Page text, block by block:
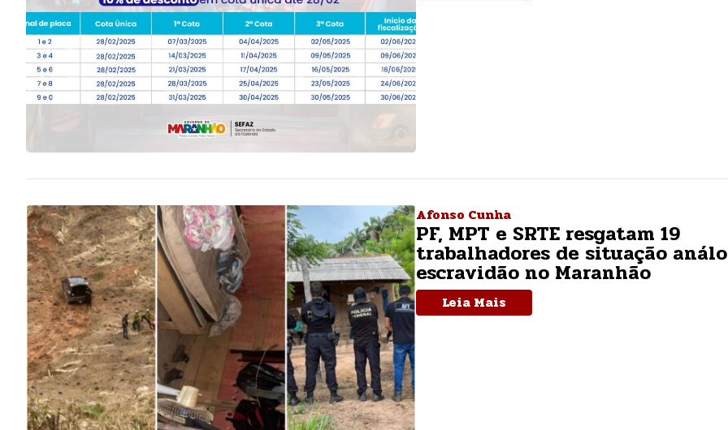
Afonso Cunha
PF, MPT e SRTE resgatam 19
trabalhadores de situação
escravidão no Maranhão
Leia Mais